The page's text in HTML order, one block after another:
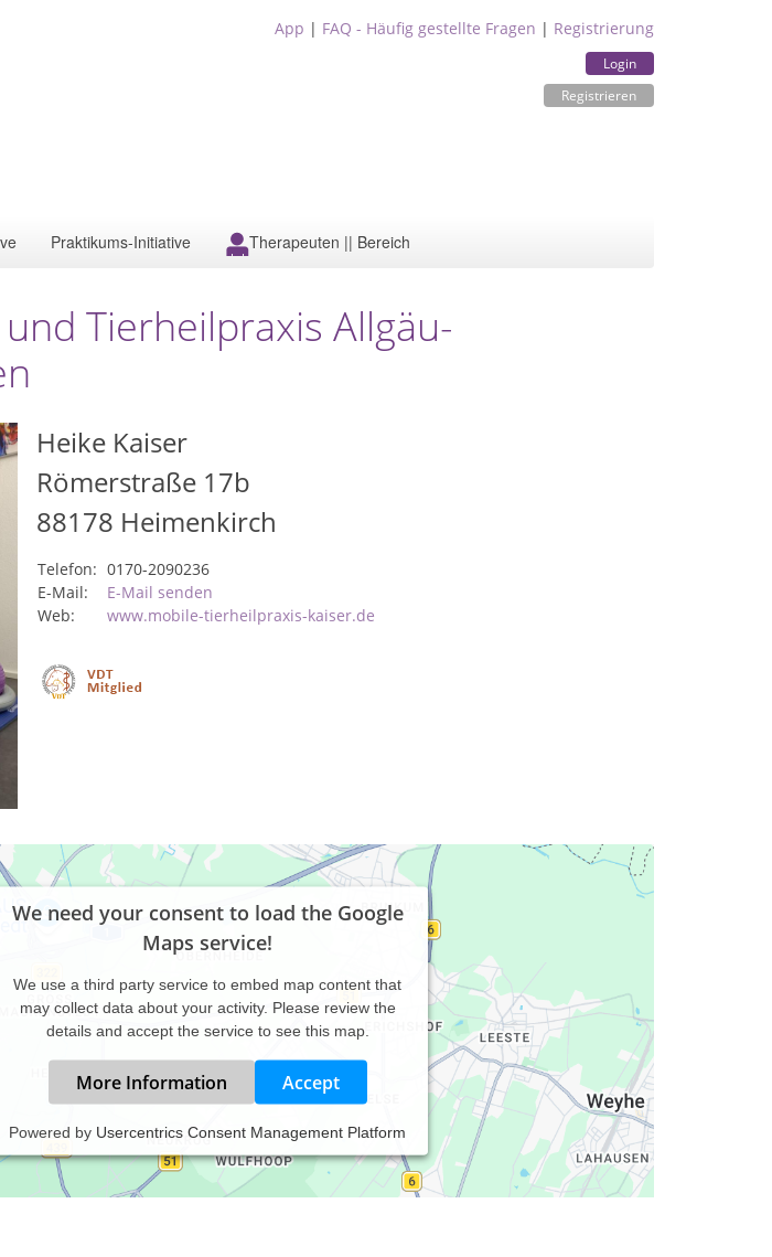
App | FAQ - Häufig gestellte Fragen | Registrierung
Login
Registrieren
Praktikums-Initiative Therapeuten || Bereich
Tierheilpraxis Allgäu-
Heike Kaiser
Römerstraße 17b
88178 Heimenkirch
Telefon: 0170-2090236
E-Mail:
E-Mail senden
Web:
www.mobile-tierheilpraxis-kaiser.de
We need your consent to load the Google
Maps service!
We use a third party service to embed map content that
may collect data about your activity. Please review the
details and accept the service to see this map.
More Information Accept
Powered by Usercentrics Consent Management Platform
und zertifizierte Tierheilpraktikerin vereine ich sowohl die physiotherapeutischen
um Ihrem Tier bestmöglich helfen zu können